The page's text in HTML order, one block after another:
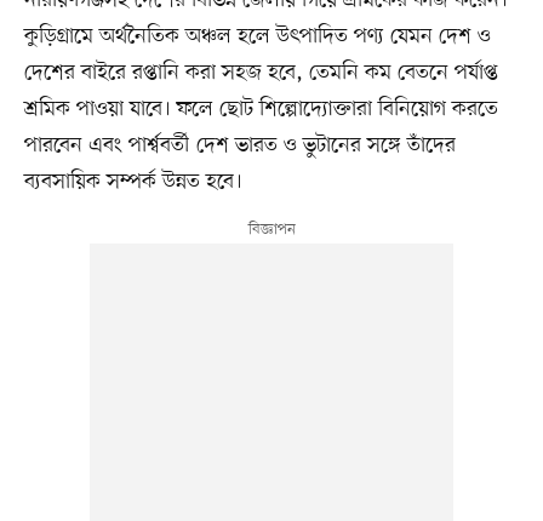
কুড়িগ্রামে অর্থনৈতিক অঞ্চল হলে উৎপাদিত পণ্য যেমন দেশ ও
দেশের বাইরে রপ্তানি করা সহজ হবে, তেমনি কম বেতনে পর্যাপ্ত
শ্রমিক পাওয়া যাবে। ফলে ছোট শিল্পোদ্যোক্তারা বিনিয়োগ করতে
পারবেন এবং পার্শ্ববর্তী দেশ ভারত ও ভুটানের সঙ্গে তাঁদের
ব্যবসায়িক সম্পর্ক উন্নত হবে।